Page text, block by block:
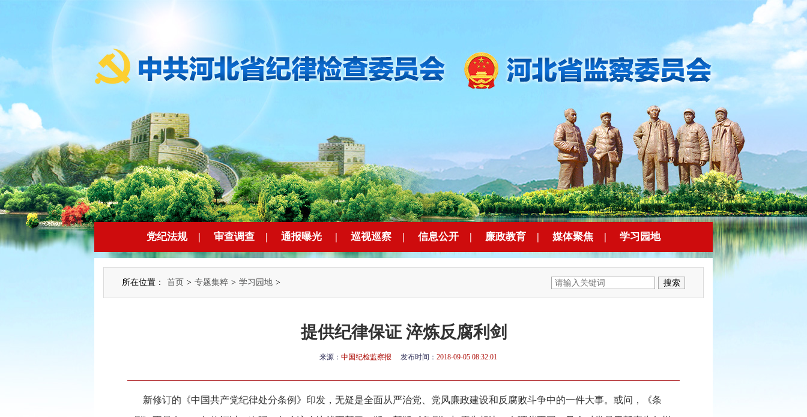
党纪法规 | 审查调查 | 通报曝光 | 巡视巡察 | 信息公开 | 廉政教育 | 媒体聚焦 | 学习园地
所在位置： 首页 > 专题集粹 > 学习园地 >
提供纪律保证 淬炼反腐利剑
来源： 中国纪检监察报 发布时间： 2018-09-05 08:32:01
新修订的《中国共产党纪律处分条例》印发，无疑是全面从严治党、党风廉政建设和反腐败斗争中的一件大事。或问，《条